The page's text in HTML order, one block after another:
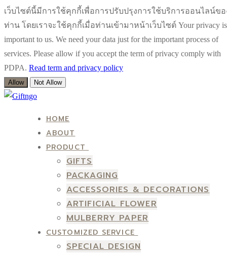
เว็บไซต์นี้มีการใช้คุกกี้เพื่อการปรับปรุงการใช้บริการออนไลน์ขอ
ท่าน โดยเราจะใช้คุกกี้เมื่อท่านเข้ามาหน้าเว็บไซต์ Your privacy is
important to us. We need your data just for the important process of
services. Please allow if you accept the term of privacy comply with
PDPA. Read term and privacy policy
Allow Not Allow
Skip
Menu
Close
HOME
ABOUT
PRODUCT
GIFTS
PACKAGING
ACCESSORIES & DECORATIONS
ARTIFICIAL FLOWER
MULBERRY PAPER
CUSTOMIZED SERVICE
SPECIAL DESIGN